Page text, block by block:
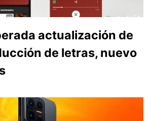
actualización de
de letras, nuevo